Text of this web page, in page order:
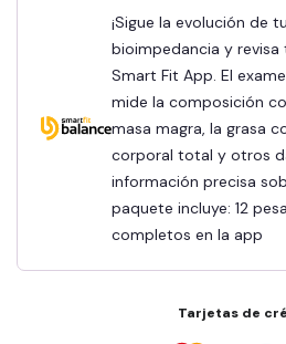
¡Sigue la evolución de tu cuerpo! Realiza tu
bioimpedancia y revisa
Smart Fit App. El
mide la composición
masa magra, la grasa
corporal total y otros
información precisa
paquete incluye: 12
completos en la app
Tarjetas de